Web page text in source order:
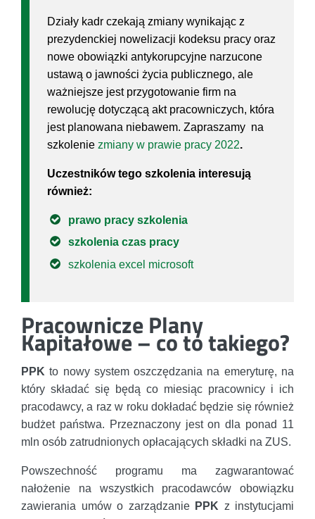
Działy kadr czekają zmiany wynikając z
prezydenckiej nowelizacji kodeksu pracy oraz
nowe obowiązki antykorupcyjne narzucone
ustawą o jawności życia publicznego, ale
ważniejsze jest przygotowanie firm na
rewolucję dotyczącą akt pracowniczych, która
jest planowana niebawem. Zapraszamy na
szkolenie zmiany w prawie pracy 2022.
Uczestników tego szkolenia interesują
również:
prawo pracy szkolenia
szkolenia czas pracy
szkolenia excel microsoft
Pracownicze Plany
Kapitałowe – co to takiego?
PPK to nowy system oszczędzania na emeryturę, na
który składać się będą co miesiąc pracownicy i ich
pracodawcy, a raz w roku dokładać będzie się również
budżet państwa. Przeznaczony jest on dla ponad 11
mln osób zatrudnionych opłacających składki na ZUS.
Powszechność programu ma zagwarantować
nałożenie na wszystkich pracodawców obowiązku
zawierania umów o zarządzanie PPK z instytucjami